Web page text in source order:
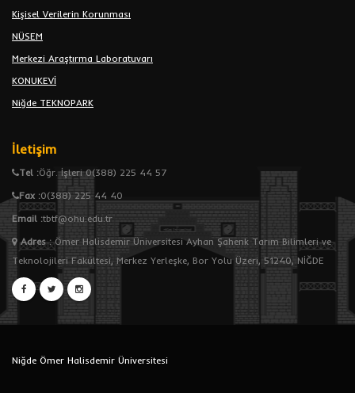
Kişisel Verilerin Korunması
NÜSEM
Merkezi Araştırma Laboratuvarı
KONUKEVİ
Niğde TEKNOPARK
İletişim
Tel :Öğr. İşleri 0(388) 225 44 57
Fax :0(388) 225 44 40
Email :tbtf@ohu.edu.tr
Adres:Ömer Halisdemir Üniversitesi Ayhan Şahenk Tarım Bilimleri ve
Teknolojileri Fakültesi, Merkez Yerleşke, Bor Yolu Üzeri, 51240, NİĞDE
Niğde Ömer Halisdemir Üniversitesi